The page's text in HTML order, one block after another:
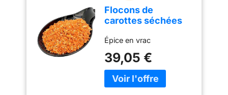
Flocons de
carottes séchées
végétales 20 g –
4,9 kg Daucus
carota (900 g)
Épice en vrac
39,05 €